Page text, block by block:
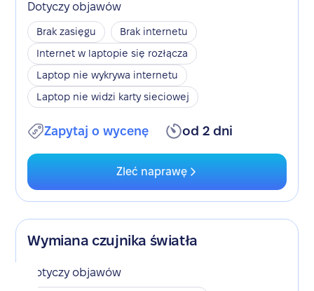
Dotyczy objawów
Brak zasięgu
Brak internetu
Internet w laptopie się rozłącza
Laptop nie wykrywa internetu
Laptop nie widzi karty sieciowej
Zapytaj o wycenę od 2 dni
Zleć naprawę
Wymiana czujnika światła
Dotyczy objawów